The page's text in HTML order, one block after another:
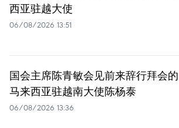
西亚驻越大使
06/08/2026 13:51
国会主席陈青敏会见前来辞行拜会的
马来西亚驻越南大使陈杨泰
06/08/2026 13:36